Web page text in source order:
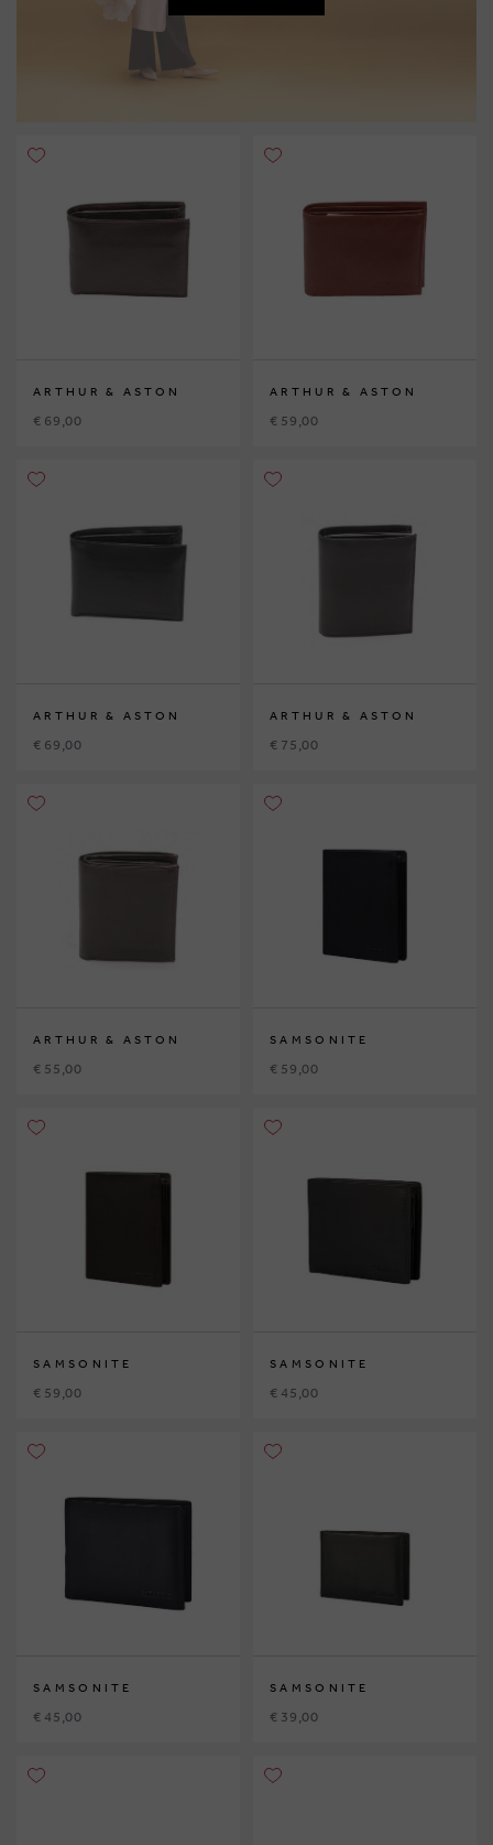
ARTHUR & ASTON
€ 69,00
ARTHUR & ASTON
€ 59,00
ARTHUR & ASTON
€ 69,00
ARTHUR & ASTON
€ 75,00
ARTHUR & ASTON
€ 55,00
SAMSONITE
€ 59,00
SAMSONITE
€ 59,00
SAMSONITE
€ 45,00
SAMSONITE
€ 45,00
SAMSONITE
€ 39,00